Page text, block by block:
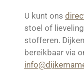
U kunt ons
stoel of
stofferen.
bereikbaar via